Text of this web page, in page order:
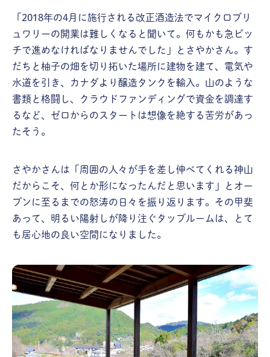
「2018年の4月に施行される改正酒造法でマイクロブリ
ュワリーの開業は難しくなると聞いて。何もかも急ピッ
チで進めなければなりませんでした」とさやかさん。す
だちと柚子の畑を切り拓いた場所に建物を建て、電気や
水道を引き、カナダより醸造タンクを輸入。山のような
書類と格闘し、クラウドファンディングで資金を調達す
るなど、ゼロからのスタートは想像を絶する苦労があっ
たそう。
さやかさんは「周囲の人々が手を差し伸べてくれる神山
だからこそ、何とか形になったんだと思います」とオー
プンに至るまでの怒涛の日々を振り返ります。その甲斐
あって、明るい陽射しが降り注ぐタップルームは、とて
も居心地の良い空間になりました。